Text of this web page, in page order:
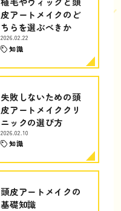
皮アートメイクのど
ちらを選ぶべきか
2026.02.22
知識
失敗しないための頭
皮アートメイククリ
ニックの選び方
2026.02.10
知識
頭皮アートメイクの
基礎知識